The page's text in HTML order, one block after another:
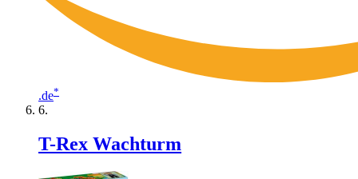
.de*
T-Rex Wachturm